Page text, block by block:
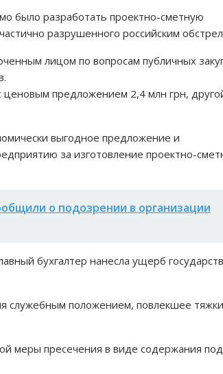
было разработать проектно-сметную
разрушенного российским
лицом по вопросам публичных
ценовым предложением 2,4 млн грн,
выгодное предложение и
за изготовление проектно-
о подозрении в организации
бухгалтер нанесла ущерб
служебным положением, повлекшее
меры пресечения в виде содержания под